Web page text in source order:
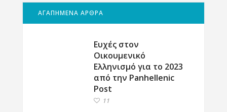
ΑΓΑΠΗΜΕΝΑ ΑΡΘΡΑ
Ευχές στον
Οικουμενικό
Ελληνισμό για το 2023
από την Panhellenic
Post
11